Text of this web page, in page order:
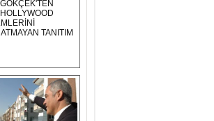
GÖKÇEK'TEN
HOLLYWOOD
FİLMLERİNİ
ARATMAYAN
TANITIM